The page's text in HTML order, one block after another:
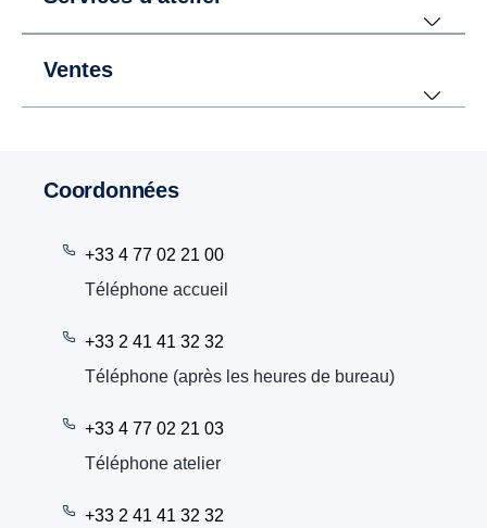
Ventes
Coordonnées
+33 4 77 02 21 00
Téléphone accueil
+33 2 41 41 32 32
Téléphone (après les heures de bureau)
+33 4 77 02 21 03
Téléphone atelier
+33 2 41 41 32 32